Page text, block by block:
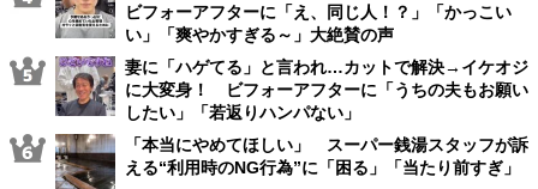
ビフォーアフターに「え、同じ人！？」「かっこい
い」「爽やかすぎる～」大絶賛の声
妻に「ハゲてる」と言われ…カットで解決→イケオジ
に大変身！ ビフォーアフターに「うちの夫もお願い
したい」「若返りハンパない」
「本当にやめてほしい」 スーパー銭湯スタッフが訴
える“利用時のNG行為”に「困る」「当たり前すぎ」